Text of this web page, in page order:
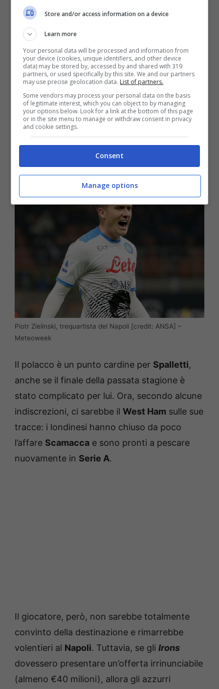
KoulibalyconKim Min Jae. Il difensore
sudcoreano era già nel mirino a gennaio ed
ora è arrivato dopo che il
Napoli ha pagato la
clausola rescissoria: l’exFenerbahceavrà il
duro compito di sostituire l’ex numero 26
azzurro.
Il mercato è ancora lungo e non sono escluse
sorprese. Un altro big, infatti, è finito nel
mirino di un club diPremier League: si tratta
Piotr Zielinski, trequartista del Napoli [credit: ANSA] –
Meteoweek
Il polacco è un punto cardine per Spalletti,
anche se il finale della passata stagione è
stato complicato per lui. Ora, secondo alcune
indiscrezioni, ci sarebbe il West Ham sulle sue
tracce: i londinesi hanno chiuso da poco
l’affare Scamacca e sono pronti a pescare
nuovamente in Serie A.
Il giocatore, però, non sarebbe totalmente
convinto della destinazione e rimarrebbe
volentieri al Napoli. Tuttavia, se gli Irons
dovessero presentare un’offerta irrinunciabile
(almeno €40 milioni), allora gli azzurri
Store and/or access information on a device
Learn more
Your personal data will be processed and information from
your device (cookies, unique identifiers, and other device
data) may be stored by, accessed by and shared with 319
partners, or used specifically by this site. We and our partners
may use precise geolocation data. List of partners.
Some vendors may process your personal data on the basis
of legitimate interest, which you can object to by managing
your options below. Look for a link at the bottom of this page
or in the site menu to manage or withdraw consent in privacy
and cookie settings.
Consent
Manage options